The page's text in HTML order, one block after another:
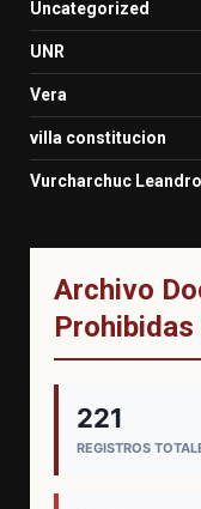
Uncategorized
UNR
Vera
villa constitucion
Vurcharchuc Leandro
Archivo
221
REGISTROS